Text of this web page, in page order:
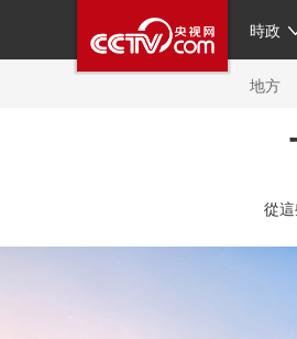
時政
人民
直播
繁體
地方
新聞 國內 國際
從